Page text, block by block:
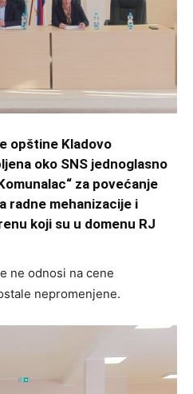
opštine Kladovo
oko SNS jednoglasno
za povećanje
radne mehanizacije i
koji su u domenu RJ
ne odnosi na cene
nepromenjene.